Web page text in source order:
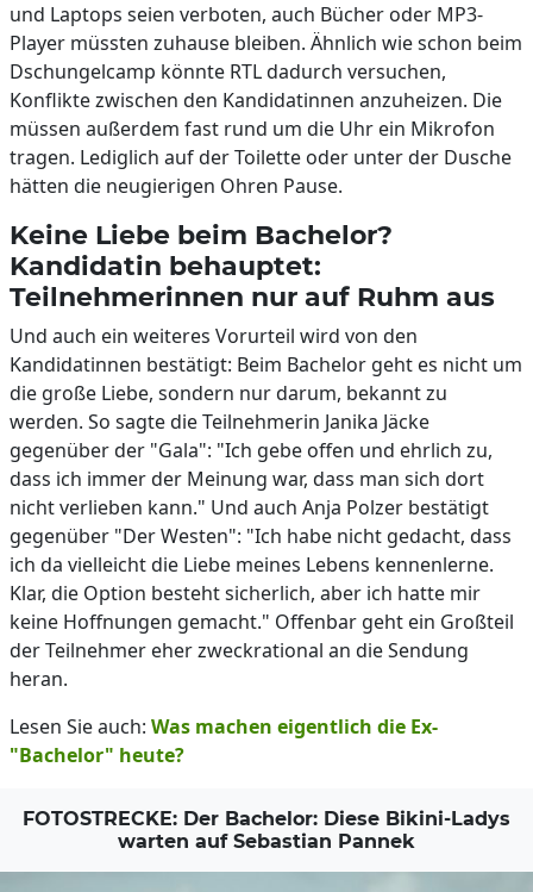
und Laptops seien verboten, auch Bücher oder MP3-
Player müssten zuhause bleiben. Ähnlich wie schon beim
Dschungelcamp könnte RTL dadurch versuchen,
Konflikte zwischen den Kandidatinnen anzuheizen. Die
müssen außerdem fast rund um die Uhr ein Mikrofon
tragen. Lediglich auf der Toilette oder unter der Dusche
hätten die neugierigen Ohren Pause.
Keine Liebe beim Bachelor?
Kandidatin behauptet:
Teilnehmerinnen nur auf Ruhm aus
Und auch ein weiteres Vorurteil wird von den
Kandidatinnen bestätigt: Beim Bachelor geht es nicht um
die große Liebe, sondern nur darum, bekannt zu
werden. So sagte die Teilnehmerin Janika Jäcke
gegenüber der "Gala": "Ich gebe offen und ehrlich zu,
dass ich immer der Meinung war, dass man sich dort
nicht verlieben kann." Und auch Anja Polzer bestätigt
gegenüber "Der Westen": "Ich habe nicht gedacht, dass
ich da vielleicht die Liebe meines Lebens kennenlerne.
Klar, die Option besteht sicherlich, aber ich hatte mir
keine Hoffnungen gemacht." Offenbar geht ein Großteil
der Teilnehmer eher zweckrational an die Sendung
heran.
Lesen Sie auch: Was machen eigentlich die Ex-
"Bachelor" heute?
FOTOSTRECKE: Der Bachelor: Diese Bikini-Ladys
warten auf Sebastian Pannek